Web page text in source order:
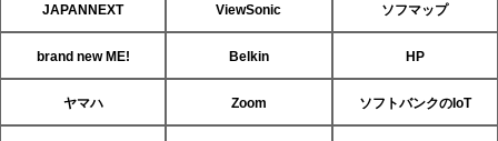
JAPANNEXT ViewSonic ソフマップ
brand new ME! Belkin HP
ヤマハ Zoom ソフトバンクのIoT